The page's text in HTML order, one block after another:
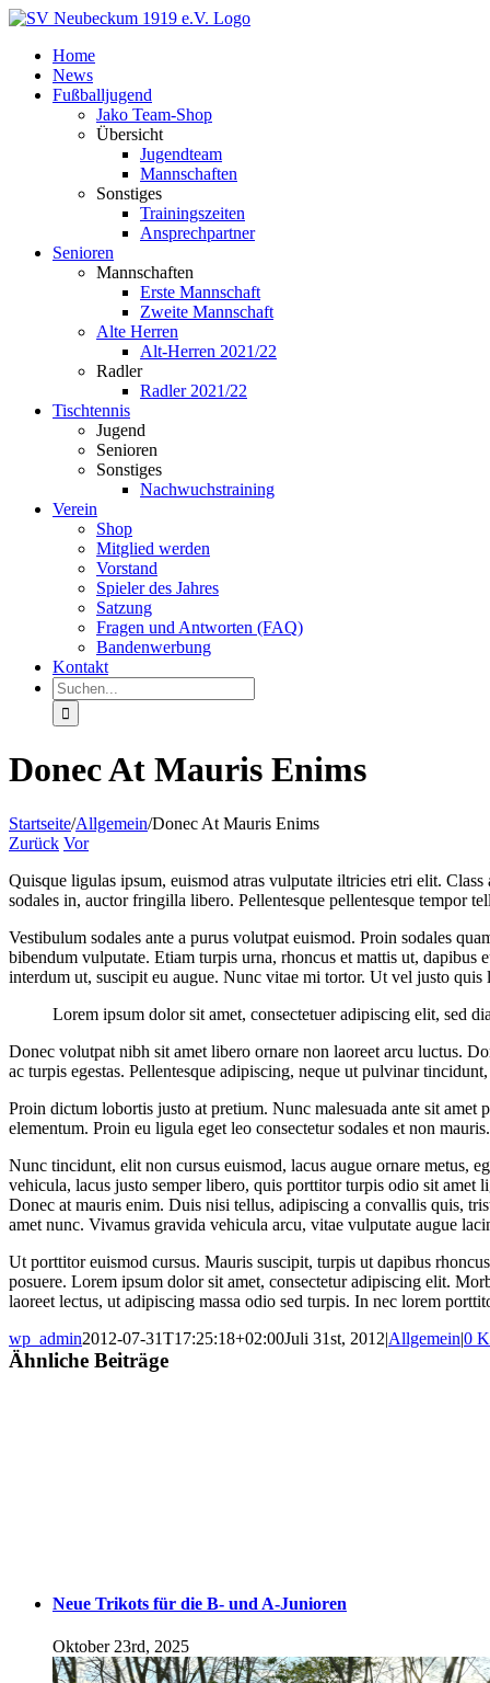
Zum
springenHome
News
Fußballjugend
Jako Team-Shop
Übersicht
Jugendteam
Mannschaften
Sonstiges
Trainingszeiten
Ansprechpartner
Senioren
Mannschaften
Erste Mannschaft
Zweite Mannschaft
Alte Herren
Alt-Herren 2021/22
Radler
Radler 2021/22
Tischtennis
Jugend
Senioren
Sonstiges
Nachwuchstraining
Verein
Shop
Mitglied werden
Vorstand
Spieler des Jahres
Satzung
Fragen und Antworten (FAQ)
Bandenwerbung
Kontakt
Suche
nach:
Donec At Mauris Enims
Startseite/Allgemein/Donec At Mauris Enims
Zurück Vor
Quisque ligulas ipsum, euismod atras vulputate iltricies etri elit.
sodales in, auctor fringilla libero. Pellentesque pellentesque tempor
Vestibulum sodales ante a purus volutpat euismod. Proin sodales
bibendum vulputate. Etiam turpis urna, rhoncus et mattis ut,
interdum ut, suscipit eu augue. Nunc vitae mi tortor. Ut vel justo
Lorem ipsum dolor sit amet, consectetuer adipiscing elit, sed
Donec volutpat nibh sit amet libero ornare non laoreet arcu luctus.
ac turpis egestas. Pellentesque adipiscing, neque ut pulvinar
Proin dictum lobortis justo at pretium. Nunc malesuada ante sit
elementum. Proin eu ligula eget leo consectetur sodales et non
Nunc tincidunt, elit non cursus euismod, lacus augue ornare metus,
vehicula, lacus justo semper libero, quis porttitor turpis odio sit
Donec at mauris enim. Duis nisi tellus, adipiscing a convallis quis,
amet nunc. Vivamus gravida vehicula arcu, vitae vulputate augue
Ut porttitor euismod cursus. Mauris suscipit, turpis ut dapibus
posuere. Lorem ipsum dolor sit amet, consectetur adipiscing elit.
laoreet lectus, ut adipiscing massa odio sed turpis. In nec lorem
wp_admin2012-07-31T17:25:18+02:00Juli 31st, 2012|Allgemein|0
Ähnliche Beiträge
Neue Trikots für die B- und A-Junioren
Oktober 23rd, 2025